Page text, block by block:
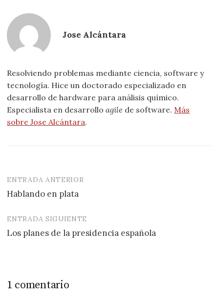
Jose Alcántara
Resolviendo problemas mediante ciencia, software y
tecnología. Hice un doctorado especializado en
desarrollo de hardware para análisis químico.
Especialista en desarrolloagile de software. Más
sobre Jose Alcántara.
Navegación
de
entradas
ENTRADA ANTERIOR
Hablando en plata
ENTRADA SIGUIENTE
Los planes de la presidencia española
1 comentario